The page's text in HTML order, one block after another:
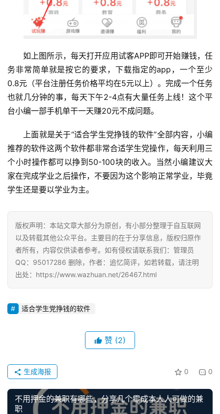
如上图所示，每天打开应用试客APP即可开始赚钱，任
务非常简单就是按它的要求，下载指定的app，一个至少
0.8元（平台注册任务价格平均在5元以上）。完成一个任务
也就几分钟的事，每天下午2-4点有大量任务上线！这个平
台小编一部手机单干一天赚20元不成问题。
上面就是关于“适合学生党挣钱的软件”全部内容，小编
推荐的软件这两个软件都非常合适学生党操作，每天利用三
个小时操作都可以挣到50-100块的收入。当然小编建议大
家在完成学业之后操作，不要因为这个影响正常学业，毕竟
学生还是要以学业为主。
版权声明：本站文章大部分为原创，有小部分整理于自互联网
以及转载其他公众平台。主要目的在于分享信息，版权归原作
者所有，内容仅供读者参考。如有侵权请联系我们：管理员
QQ：95017286 删除，作者：追忆简评，如若转载，请注明
出处：https://www.wazhuan.net/26467.html
适合学生党挣钱的软件
赞 (2)
0 0
生成海报
不用押金的兼职有哪些，分享几个零成本人人可做的兼
职